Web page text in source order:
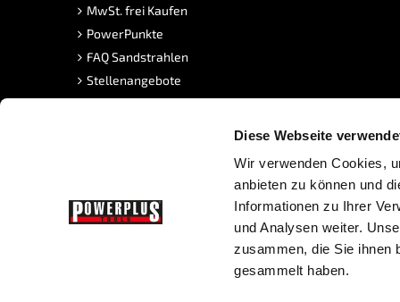
Diese Webseite
Wir verwenden Cookies,
anbieten zu können und
Informationen zu Ihrer
und Analysen weiter.
zusammen, die Sie ihnen
gesammelt haben.
MwSt. frei Kaufen
PowerPunkte
FAQ Sandstrahlen
Stellenangebote
Copyright © Powerplustools GmbH -Sitemap|Prestashop